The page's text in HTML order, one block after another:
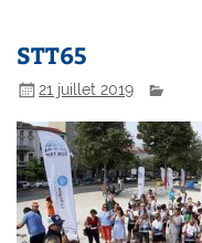
STT65
21 juillet 2019